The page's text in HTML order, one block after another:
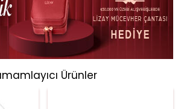
Ürünler